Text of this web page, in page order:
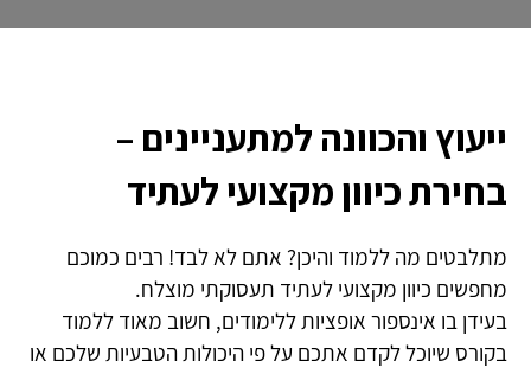
ייעוץ והכוונה למתעניינים –
בחירת כיוון מקצועי לעתיד
מתלבטים מה ללמוד והיכן? אתם לא לבד! רבים כמוכם
מחפשים כיוון מקצועי לעתיד תעסוקתי מוצלח.
בעידן בו אינספור אופציות ללימודים, חשוב מאוד ללמוד
בקורס שיוכל לקדם אתכם על פי היכולות הטבעיות שלכם או